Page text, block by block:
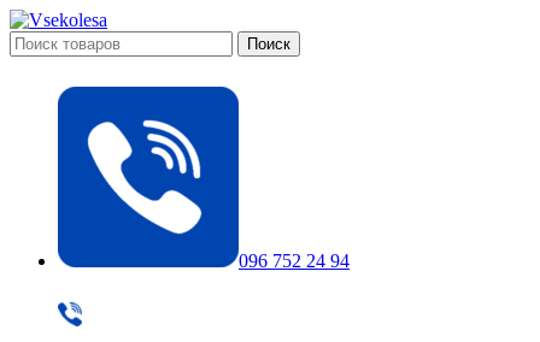
Поиск
096 752 24 94